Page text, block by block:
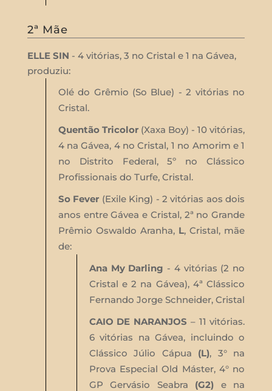
2ª Mãe
ELLE SIN - 4 vitórias, 3 no Cristal e 1 na Gávea,
produziu:
Olé do Grêmio (So Blue) - 2 vitórias no
Cristal.
Quentão Tricolor(Xaxa Boy) - 10 vitórias,
4 na Gávea, 4 no Cristal, 1 no Amorim e 1
no Distrito Federal, 5º no Clássico
Profissionais do Turfe, Cristal.
So Fever (Exile King) - 2 vitórias aos dois
anos entre Gávea e Cristal, 2ª no Grande
Prêmio Oswaldo Aranha, L, Cristal, mãe
de:
Ana My Darling - 4 vitórias (2 no
Cristal e 2 na Gávea), 4ª Clássico
Fernando Jorge Schneider, Cristal
CAIO DE NARANJOS – 11 vitórias.
6 vitórias na Gávea, incluindo o
Clássico Júlio Cápua (L), 3° na
Prova Especial Old Máster, 4° no
GP Gervásio Seabra (G2) e na